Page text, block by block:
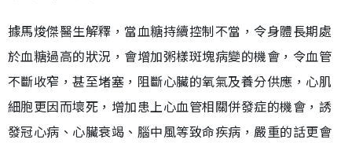
據馬焌傑醫生解釋，當血糖持續控制不當，令身體長期處
於血糖過高的狀況，會增加粥樣斑塊病變的機會，令血管
不斷收窄，甚至堵塞，阻斷心臟的氧氣及養分供應，心肌
細胞更因而壞死，增加患上心血管相關併發症的機會，誘
發冠心病、心臟衰竭、腦中風等致命疾病，嚴重的話更會